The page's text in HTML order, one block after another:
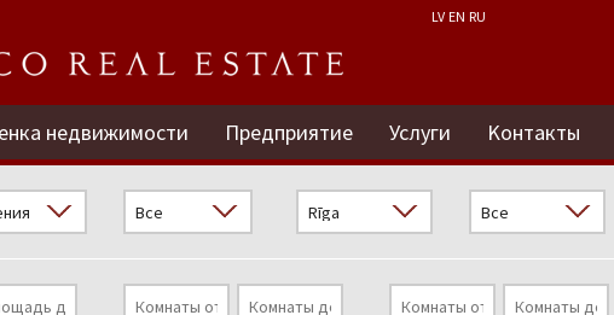
LV EN RU
недвижимости Предприятие Услуги Kонтакты